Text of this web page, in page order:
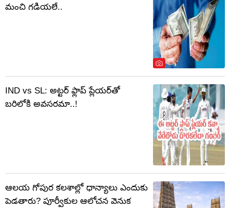
మంచి గడియలే..
IND vs SL: అట్టర్ ఫ్లాప్ ప్లేయర్‌తో
బరిలోకి అవసరమా..!
ఆలయ గోపుర కలశాల్లో ధాన్యాలు ఎందుకు
పెడతారు? పూర్వీకుల ఆలోచన వెనుక